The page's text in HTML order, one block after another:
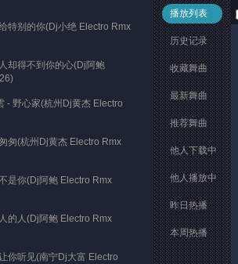
特别的你(Dj小绝 Electro Rmx
却得不到你的心(Dj阿鲍
- 野心家(杭州Dj黄杰 Electro
匆(杭州Dj黄杰 Electro Rmx
是你(Dj阿鲍 Electro Rmx
的人(Dj阿鲍 Electro Rmx
你听见(南宁Dj大富 Electro
播放列表
历史记录
收藏舞曲
最新舞曲
推荐舞曲
他人下载中
他人播放中
昨日热播
本周热播